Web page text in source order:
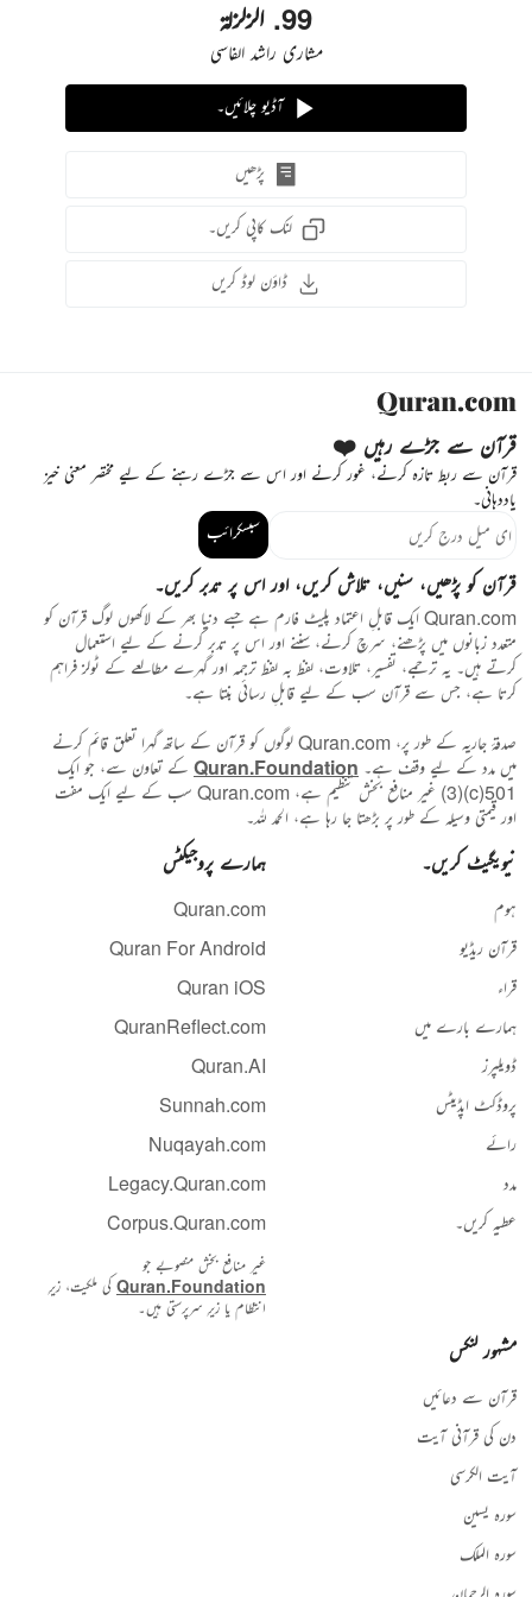
99
. الزلزلة
مشاری راشد الفاسی
آڈیو چلائیں۔
پڑھیں
لنک کاپی کریں۔
ڈاؤن لوڈ کریں
قرآن سے جڑے رہیں ❤️
قرآن سے ربط تازہ کرنے، غور کرنے اور اس سے جڑے رہنے کے لیے مختصر معنی خیز
یاددہانی۔
سبسکرائب
قرآن کو پڑھیں، سنیں، تلاش کریں، اور اس پر تدبر کریں۔
Quran.com ایک قابلِ اعتماد پلیٹ فارم ہے جسے دنیا بھر کے لاکھوں لوگ قرآن کو
متعدد زبانوں میں پڑھنے، سرچ کرنے، سننے اور اس پر تدبر کرنے کے لیے استعمال
کرتے ہیں۔ یہ ترجمے، تفسیر، تلاوت، لفظ بہ لفظ ترجمہ اور گہرے مطالعے کے ٹولز فراہم
کرتا ہے، جس سے قرآن سب کے لیے قابلِ رسائی بنتا ہے۔
صدقۂ جاریہ کے طور پر، Quran.com لوگوں کو قرآن کے ساتھ گہرا تعلق قائم کرنے
میں مدد کے لیے وقف ہے۔ Quran.Foundation کے تعاون سے، جو ایک
501(c)(3) غیر منافع بخش تنظیم ہے، Quran.com سب کے لیے ایک مفت
اور قیمتی وسیلہ کے طور پر بڑھتا جا رہا ہے، الحمد للہ۔
نیویگیٹ کریں۔
ہوم
قرآن ریڈیو
قراء
ہمارے بارے میں
ڈویلپرز
پروڈکٹ اپڈیٹس
رائے
مدد
عطیہ کریں۔
ہمارے پروجیکٹس
Quran.com
Quran For Android
Quran iOS
QuranReflect.com
Quran.AI
Sunnah.com
Nuqayah.com
Legacy.Quran.com
Corpus.Quran.com
غیر منافع بخش منصوبے جو
Quran.Foundation کی ملکیت، زیرِ
انتظام یا زیرِ سرپرستی ہیں۔
مشہور لنکس
قرآن سے دعائیں
دن کی قرآنی آیت
آیت الکرسی
سورہ یسین
سورہ الملک